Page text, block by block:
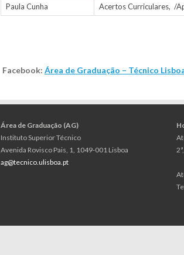
Paula Cunha
Acertos Curriculares, /
Facebook: Área de Graduação – Técnico
Área de Graduação (AG)
Instituto Superior Técnico
Avenida Rovisco Pais, 1, 1049-001 Lisboa
ag@tecnico.ulisboa.pt